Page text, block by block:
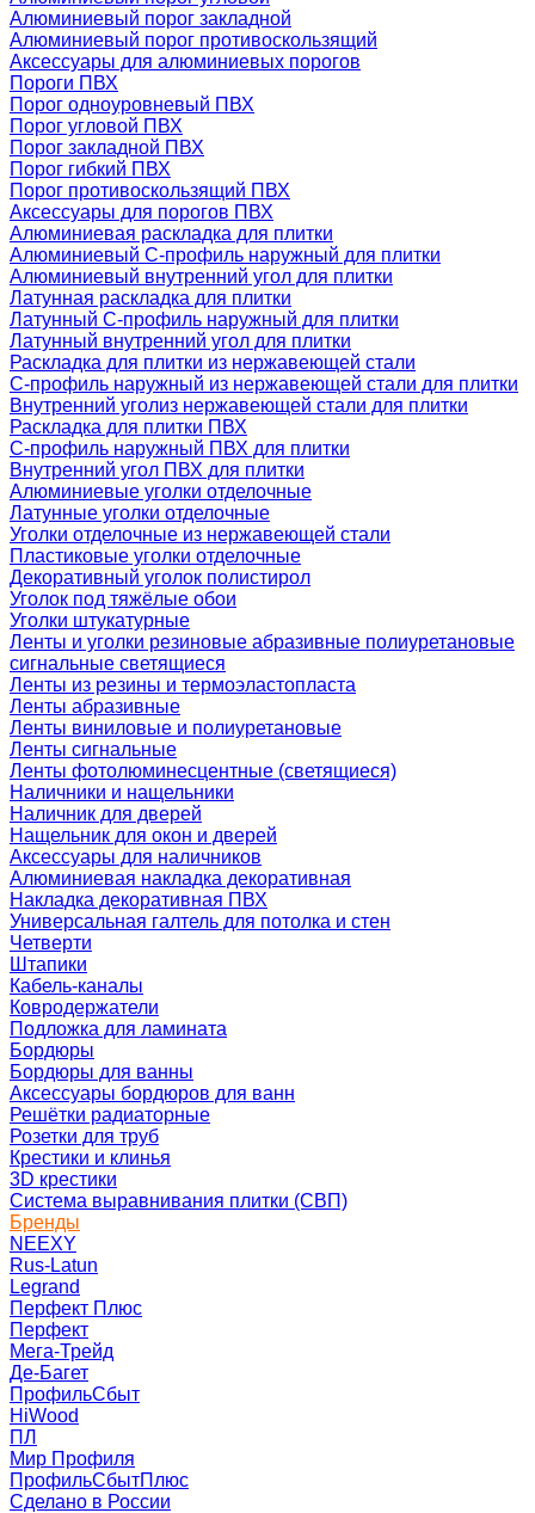
Алюминиевый порог закладной
Алюминиевый порог противоскользящий
Аксессуары для алюминиевых порогов
Пороги ПВХ
Порог одноуровневый ПВХ
Порог угловой ПВХ
Порог закладной ПВХ
Порог гибкий ПВХ
Порог противоскользящий ПВХ
Аксессуары для порогов ПВХ
Алюминиевая раскладка для плитки
Алюминиевый С-профиль наружный для плитки
Алюминиевый внутренний угол для плитки
Латунная раскладка для плитки
Латунный С-профиль наружный для плитки
Латунный внутренний угол для плитки
Раскладка для плитки из нержавеющей стали
С-профиль наружный из нержавеющей стали для плитки
Внутренний уголиз нержавеющей стали для плитки
Раскладка для плитки ПВХ
С-профиль наружный ПВХ для плитки
Внутренний угол ПВХ для плитки
Алюминиевые уголки отделочные
Латунные уголки отделочные
Уголки отделочные из нержавеющей стали
Пластиковые уголки отделочные
Декоративный уголок полистирол
Уголок под тяжёлые обои
Уголки штукатурные
Ленты и уголки резиновые абразивные полиуретановые
сигнальные светящиеся
Ленты из резины и термоэластопласта
Ленты абразивные
Ленты виниловые и полиуретановые
Ленты сигнальные
Ленты фотолюминесцентные (светящиеся)
Наличники и нащельники
Наличник для дверей
Нащельник для окон и дверей
Аксессуары для наличников
Алюминиевая накладка декоративная
Накладка декоративная ПВХ
Универсальная галтель для потолка и стен
Четверти
Штапики
Кабель-каналы
Ковродержатели
Подложка для ламината
Бордюры
Бордюры для ванны
Аксессуары бордюров для ванн
Решётки радиаторные
Розетки для труб
Крестики и клинья
3D крестики
Система выравнивания плитки (СВП)
Бренды
NEEXY
Rus-Latun
Legrand
Перфект Плюс
Перфект
Мега-Трейд
Де-Багет
ПрофильСбыт
HiWood
ПЛ
Мир Профиля
ПрофильСбытПлюс
Сделано в России